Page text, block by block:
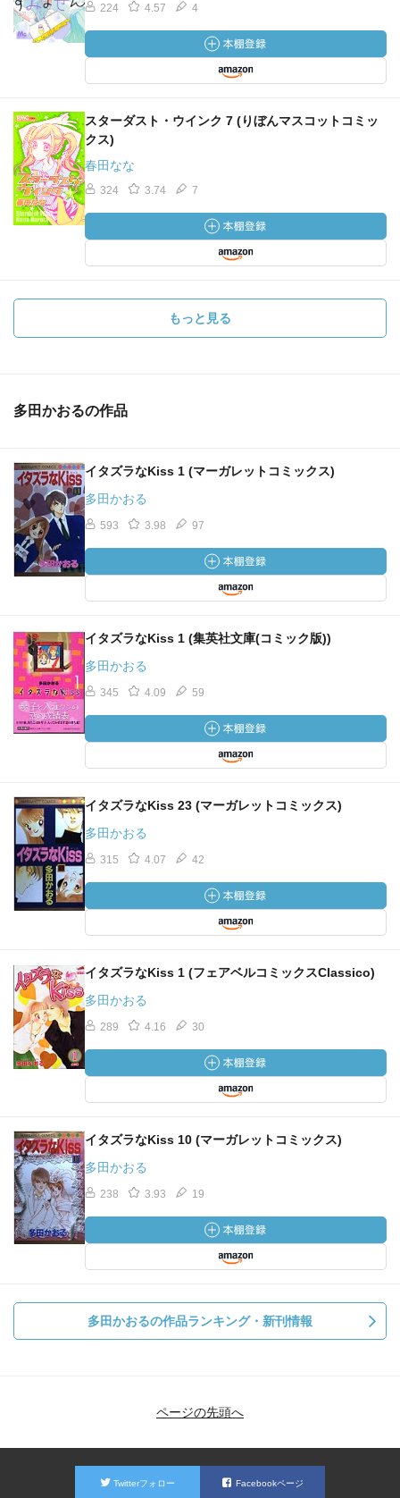
224 4.57 4
スターダスト・ウインク 7 (りぼんマスコットコミッ
クス)
春田なな
324 3.74 7
もっと見る
多田かおるの作品
イタズラなKiss 1 (マーガレットコミックス)
多田かおる
593 3.98 97
イタズラなKiss 1 (集英社文庫(コミック版))
多田かおる
345 4.09 59
イタズラなKiss 23 (マーガレットコミックス)
多田かおる
315 4.07 42
イタズラなKiss 1 (フェアベルコミックスClassico)
多田かおる
289 4.16 30
イタズラなKiss 10 (マーガレットコミックス)
多田かおる
238 3.93 19
多田かおるの作品ランキング・新刊情報
ページの先頭へ
Twitterフォロー Facebookページ